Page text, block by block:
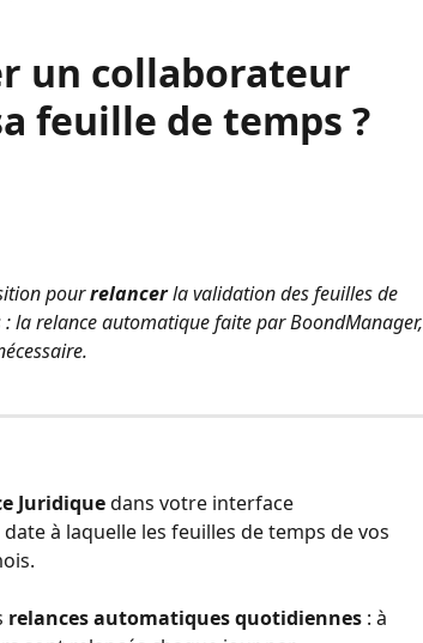
un collaborateur
feuille de temps ?
pour relancer la validation des feuilles de
la relance automatique faite par BoondManager,
Juridique dans votre interface
à laquelle les feuilles de temps de vos
relances automatiques quotidiennes : à